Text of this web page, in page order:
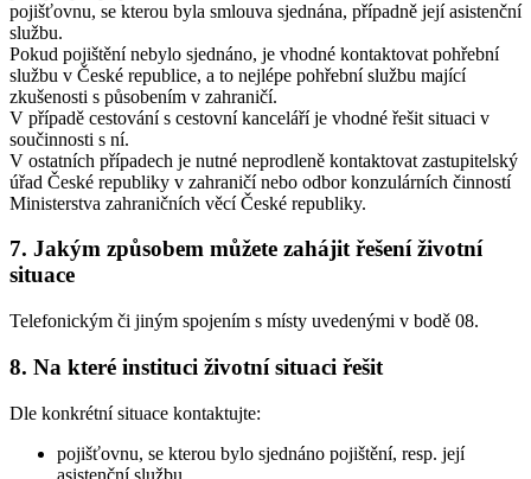
pojišťovnu, se kterou byla smlouva sjednána, případně její asistenční
službu.
Pokud pojištění nebylo sjednáno, je vhodné kontaktovat pohřební
službu v České republice, a to nejlépe pohřební službu mající
zkušenosti s působením v zahraničí.
V případě cestování s cestovní kanceláří je vhodné řešit situaci v
součinnosti s ní.
V ostatních případech je nutné neprodleně kontaktovat zastupitelský
úřad České republiky v zahraničí nebo odbor konzulárních činností
Ministerstva zahraničních věcí České republiky.
7. Jakým způsobem můžete zahájit řešení životní
situace
Telefonickým či jiným spojením s místy uvedenými v bodě 08.
8. Na které instituci životní situaci řešit
Dle konkrétní situace kontaktujte:
pojišťovnu, se kterou bylo sjednáno pojištění, resp. její
asistenční službu,